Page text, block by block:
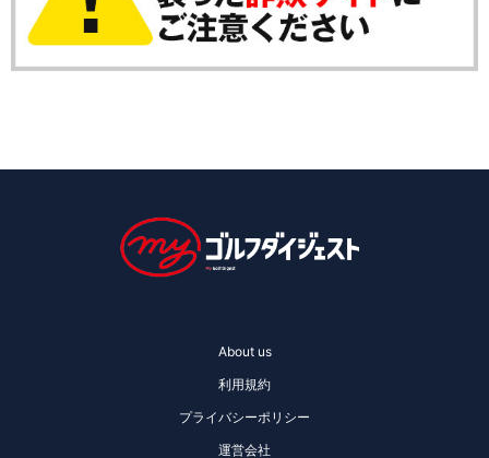
About us
利用規約
プライバシーポリシー
運営会社